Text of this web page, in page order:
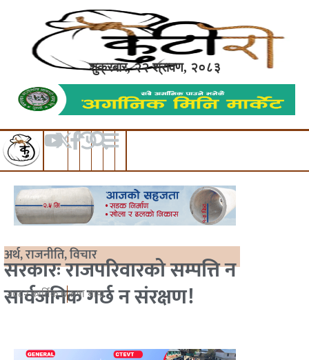
शुक्रबार, २२ श्रावण, २०८३
अर्थ,राजनीति,विचार
सरकारः राजपरिवारको सम्पत्ति न
सार्वजनिक गर्छ न संरक्षण!
२०८२ कार्तिक ७रुषा थापा